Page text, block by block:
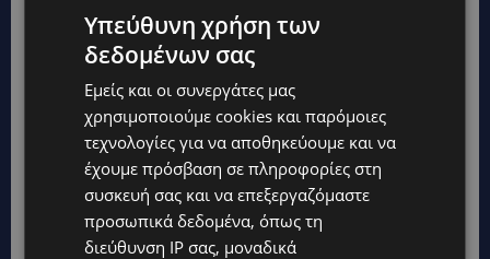
Υπεύθυνη χρήση των
δεδομένων σας
Εμείς και οι συνεργάτες μας
χρησιμοποιούμε cookies και παρόμοιες
τεχνολογίες για να αποθηκεύουμε και να
έχουμε πρόσβαση σε πληροφορίες στη
συσκευή σας και να επεξεργαζόμαστε
προσωπικά δεδομένα, όπως τη
διεύθυνση IP σας, μοναδικά